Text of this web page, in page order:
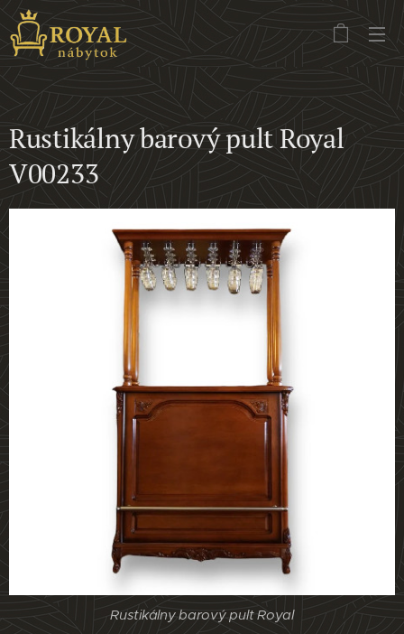
Rustikálny barový pult Royal
V00233
Rustikálny barový pult Royal